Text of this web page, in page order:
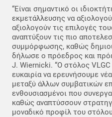
“Είναι σημαντικό οι
εκμετάλλευσης να
αξιολογούν τις επιλογές
αναπτύξουν τις πιο
συμμόρφωσης, καθώς
δήλωσε ο πρόεδρος και
J. Wiernicki. “Ο στόλος
ευκαιρία να ερευνήσουμε
μεταξύ άλλων συμβατικών
ενθουσιασμένοι που
καθώς αναπτύσσουν
μοναδικό προφίλ του